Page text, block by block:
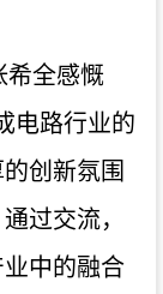
希全感慨
电路行业的
创新氛围
过交流，
中的融合